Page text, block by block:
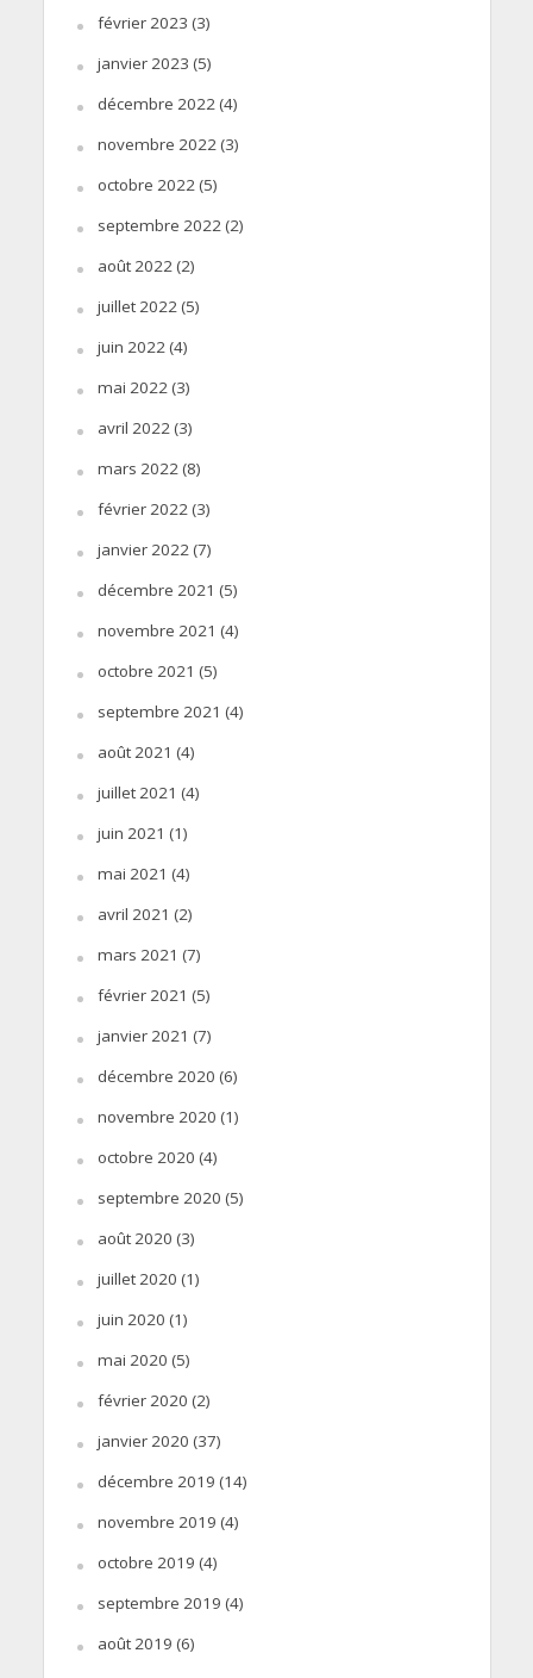
février 2023 (3)
janvier 2023 (5)
décembre 2022(4)
novembre 2022(3)
octobre 2022(5)
septembre 2022(2)
août 2022(2)
juillet 2022(5)
juin 2022(4)
mai 2022(3)
avril 2022(3)
mars 2022(8)
février 2022(3)
janvier 2022(7)
décembre 2021 (5)
novembre 2021 (4)
octobre 2021 (5)
septembre 2021 (4)
août 2021 (4)
juillet 2021 (4)
juin 2021 (1)
mai 2021 (4)
avril 2021 (2)
mars 2021 (7)
février 2021 (5)
janvier 2021 (7)
décembre 2020 (6)
novembre 2020 (1)
octobre 2020 (4)
septembre 2020 (5)
août 2020 (3)
juillet 2020 (1)
juin 2020 (1)
mai 2020 (5)
février 2020 (2)
janvier 2020 (37)
décembre 2019 (14)
novembre 2019 (4)
octobre 2019 (4)
septembre 2019 (4)
août 2019 (6)